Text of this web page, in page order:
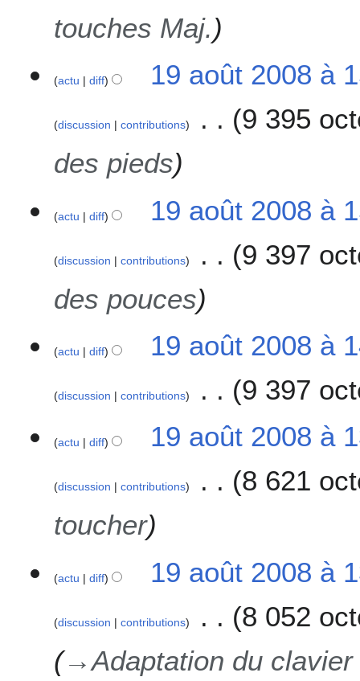
a
t
o
touches Maj.
actu diff 19 août 2008 à
discussion contributions
9 395
des pieds
actu diff 19 août 2008 à
discussion contributions
9 397
des pouces
actu diff 19 août 2008 à
discussion contributions 9 397
actu diff 19 août 2008 à
discussion contributions
8 621
toucher
actu diff 19 août 2008 à
discussion contributions
8 052
→Adaptation du